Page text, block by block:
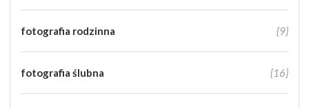
fotografia rodzinna {9}
fotografia ślubna {16}